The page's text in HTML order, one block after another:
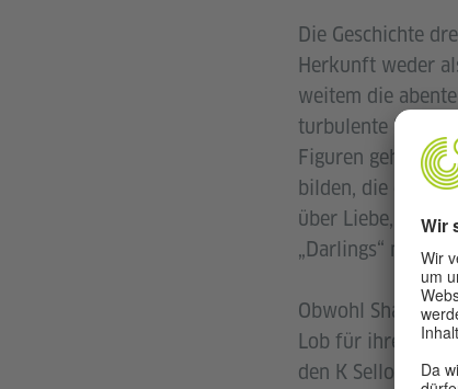
Die Geschichte
Herkunft weder
weitem die
turbulente
Figuren gehören
bilden, die durch
über Liebe, Sex,
„Darlings“ macht.
Obwohl
Lob für ihren
den K Sello